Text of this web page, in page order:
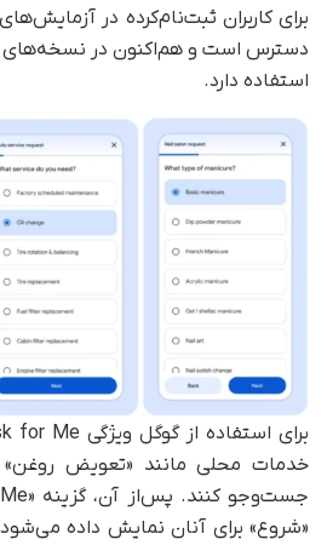
دسترس است و هم‌اکنون در نسخه‌های
استفاده دارد.
خدمات محلی مانند «تعویض روغن»
«شروع» برای آنان نمایش داده می‌شود.